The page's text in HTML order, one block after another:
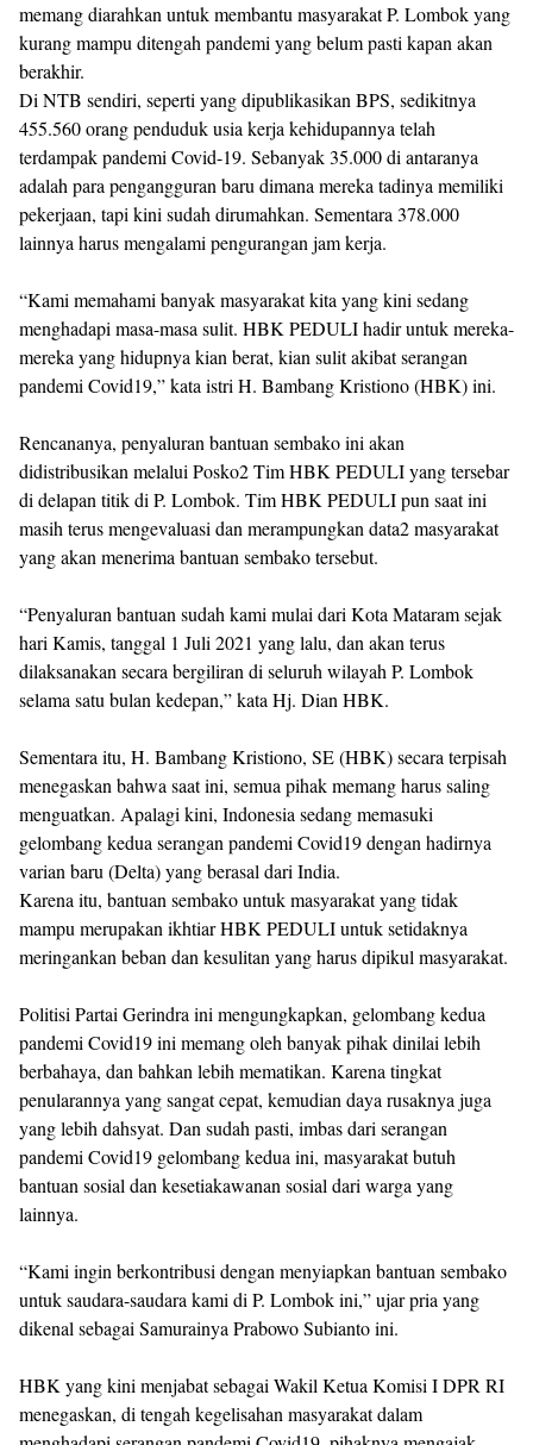
memang diarahkan untuk membantu masyarakat P. Lombok yang
kurang mampu ditengah pandemi yang belum pasti kapan akan
berakhir.
Di NTB sendiri, seperti yang dipublikasikan BPS, sedikitnya
455.560 orang penduduk usia kerja kehidupannya telah
terdampak pandemi Covid-19. Sebanyak 35.000 di antaranya
adalah para pengangguran baru dimana mereka tadinya memiliki
pekerjaan, tapi kini sudah dirumahkan. Sementara 378.000
lainnya harus mengalami pengurangan jam kerja.
“Kami memahami banyak masyarakat kita yang kini sedang
menghadapi masa-masa sulit. HBK PEDULI hadir untuk mereka-
mereka yang hidupnya kian berat, kian sulit akibat serangan
pandemi Covid19,” kata istri H. Bambang Kristiono (HBK) ini.
Rencananya, penyaluran bantuan sembako ini akan
didistribusikan melalui Posko2 Tim HBK PEDULI yang tersebar
di delapan titik di P. Lombok. Tim HBK PEDULI pun saat ini
masih terus mengevaluasi dan merampungkan data2 masyarakat
yang akan menerima bantuan sembako tersebut.
“Penyaluran bantuan sudah kami mulai dari Kota Mataram sejak
hari Kamis, tanggal 1 Juli 2021 yang lalu, dan akan terus
dilaksanakan secara bergiliran di seluruh wilayah P. Lombok
selama satu bulan kedepan,” kata Hj. Dian HBK.
Sementara itu, H. Bambang Kristiono, SE (HBK) secara terpisah
menegaskan bahwa saat ini, semua pihak memang harus saling
menguatkan. Apalagi kini, Indonesia sedang memasuki
gelombang kedua serangan pandemi Covid19 dengan hadirnya
varian baru (Delta) yang berasal dari India.
Karena itu, bantuan sembako untuk masyarakat yang tidak
mampu merupakan ikhtiar HBK PEDULI untuk setidaknya
meringankan beban dan kesulitan yang harus dipikul masyarakat.
Politisi Partai Gerindra ini mengungkapkan, gelombang kedua
pandemi Covid19 ini memang oleh banyak pihak dinilai lebih
berbahaya, dan bahkan lebih mematikan. Karena tingkat
penularannya yang sangat cepat, kemudian daya rusaknya juga
yang lebih dahsyat. Dan sudah pasti, imbas dari serangan
pandemi Covid19 gelombang kedua ini, masyarakat butuh
bantuan sosial dan kesetiakawanan sosial dari warga yang
lainnya.
“Kami ingin berkontribusi dengan menyiapkan bantuan sembako
untuk saudara-saudara kami di P. Lombok ini,” ujar pria yang
dikenal sebagai Samurainya Prabowo Subianto ini.
HBK yang kini menjabat sebagai Wakil Ketua Komisi I DPR RI
menegaskan, di tengah kegelisahan masyarakat dalam